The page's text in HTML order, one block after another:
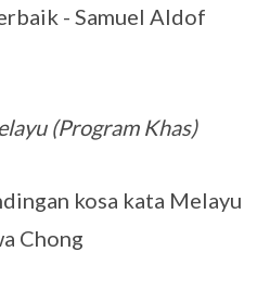
- Samuel Aldof
(Program Khas)
kosa kata Melayu
Chong